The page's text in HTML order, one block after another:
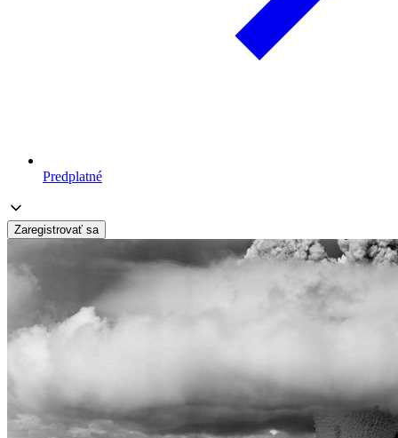
Predplatné
Zaregistrovať sa